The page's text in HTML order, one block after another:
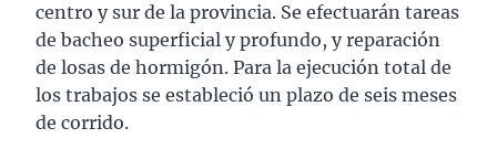
centro y sur de la provincia. Se efectuarán tareas
de bacheo superficial y profundo, y reparación
de losas de hormigón. Para la ejecución total de
los trabajos se estableció un plazo de seis meses
de corrido.